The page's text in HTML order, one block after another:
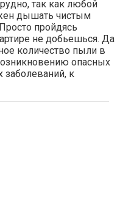
так как любой
дышать чистым
пройдясь
не добьешься. Да
количество пыли в
опасных
заболеваний, к